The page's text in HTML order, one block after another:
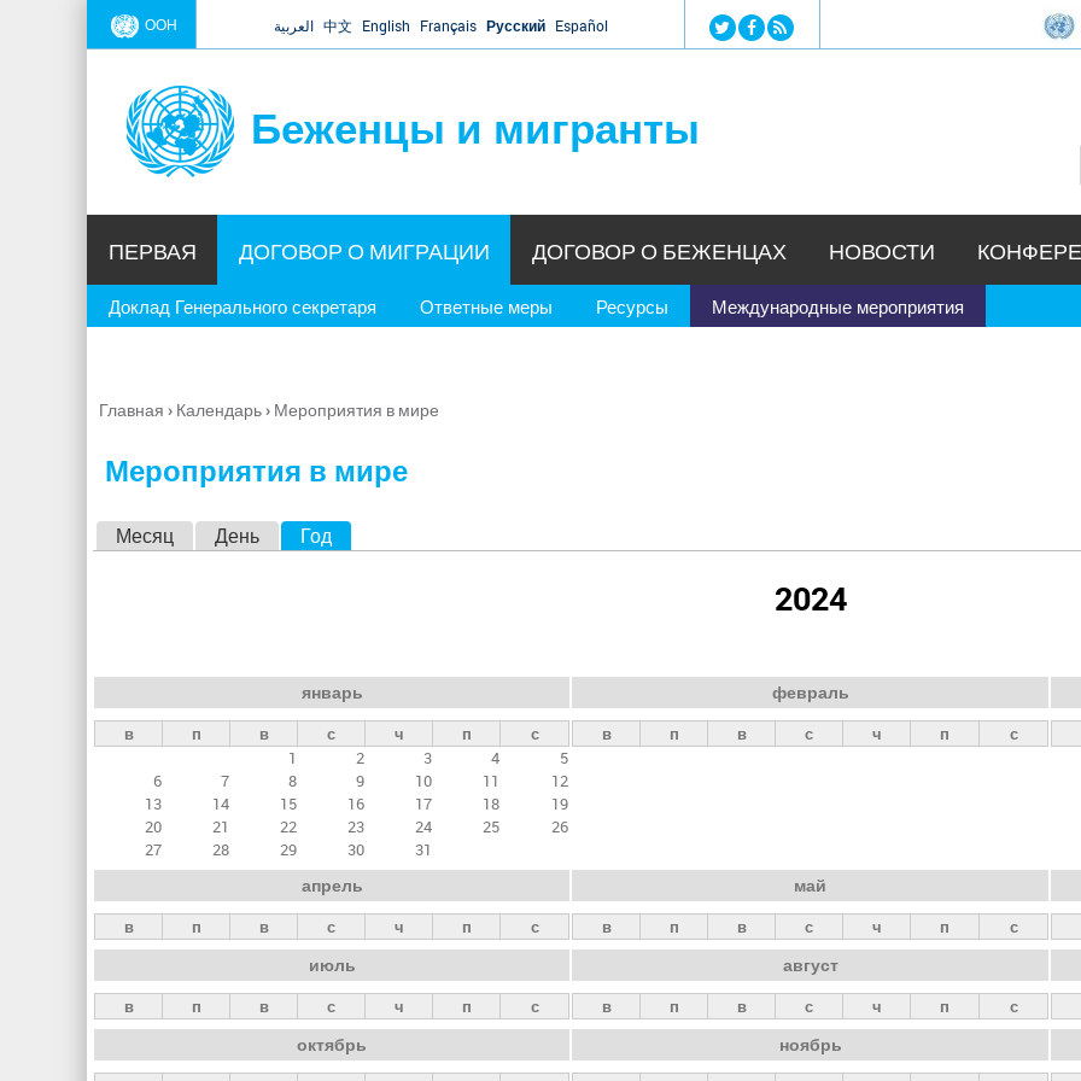
Jump to navigation
ООН العربية 中文 English Français Русский Español
Беженцы и мигранты
ПЕРВАЯ ДОГОВОР О МИГРАЦИИ
Доклад Генерального секретаря Ответные меры Ресурсы Международные мероприятия
ДОГОВОР О БЕЖЕНЦАХ НОВОСТИ
Вы
Главная › Календарь› Мероприятия в мире
Мероприятия в мире
н
ы
е
а
д
к
и
Месяц День Год
2024
январь
в п в с ч п
с
1
2 3 4
5
6
7 8 9 10 11
12
13
14 15 16 17 18
19
20
21 22 23 24 25
26
27
28 29 30 31
февраль
в п в с ч п с
апрель
в п в с ч п с
май
в п в с ч п с
июль
в п в с ч п с
август
в п в с ч п с
октябрь ноябрь